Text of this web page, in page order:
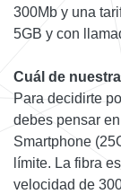
300Mb y una
5GB y con
Cuál de
Para decidirte
debes pensar
Smartphone
límite. La fibra
velocidad de